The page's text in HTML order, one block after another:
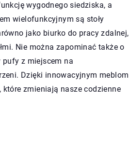
wygodnego siedziska, a
wielofunkcyjnym są stoły
jako biurko do pracy zdalnej,
Nie można zapominać także o
z miejscem na
Dzięki innowacyjnym meblom
zmieniają nasze codzienne